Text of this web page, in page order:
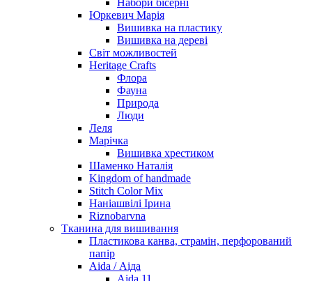
Юркевич Марія
Вишивка на пластику
Вишивка на дереві
Світ можливостей
Heritage Crafts
Флора
Фауна
Природа
Люди
Леля
Марічка
Вишивка хрестиком
Шаменко Наталія
Kingdom of handmade
Stitch Color Mix
Наніашвілі Ірина
Riznobarvna
Тканина для вишивання
Пластикова канва, страмін, перфорований
папір
Aida / Аіда
Aida 11